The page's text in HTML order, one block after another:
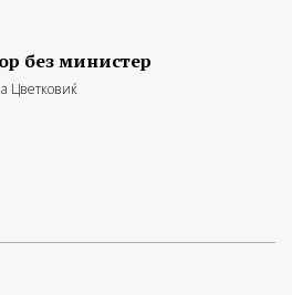
без министер
Цветковиќ